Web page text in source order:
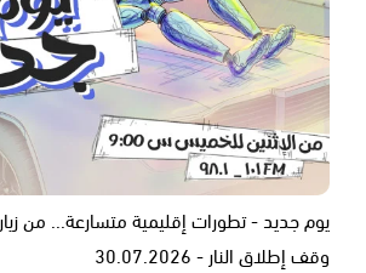
يوم جديد - تطورات إقليمية متسارعة... من
وقف إطلاق النار - 30.07.2026